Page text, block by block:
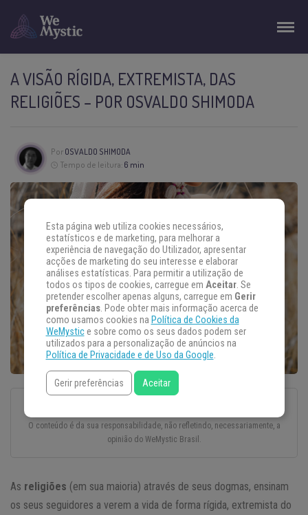
A VISÃO RÍGIDA, EXTREMISTA, DAS
RELIGIÕES – POR OSVALDO SHIMODA
Por OSVALDO SHIMODA
Tempo de leitura: 6 min
Esse texto foi escrito com todo o cuidado e carinho por um autor convidado.
O conteúdo é da sua responsabilidade, não refletindo, necessariamente, a
opinião do WeMystic Brasil.
As religiões (em sua maioria) através de seus dogmas, ensinam
os seus seguidores a verem a vida de forma rígida, extremista do
Esta página web utiliza cookies necessários,
estatísticos e de marketing, para melhorar a
experiência de navegação do Utilizador, apresentar
acções de marketing do seu interesse e elaborar
análises estatísticas. Para permitir a utilização de
todos os tipos de cookies, carregue em Aceitar. Se
pretender escolher apenas alguns, carregue em Gerir
preferências. Pode obter mais informação acerca de
como usamos cookies na Política de Cookies da
WeMystice sobre como os seus dados podem ser
utilizados para a personalização de anúncios na
Política de Privacidade e de Uso da Google.
Gerir preferências Aceitar